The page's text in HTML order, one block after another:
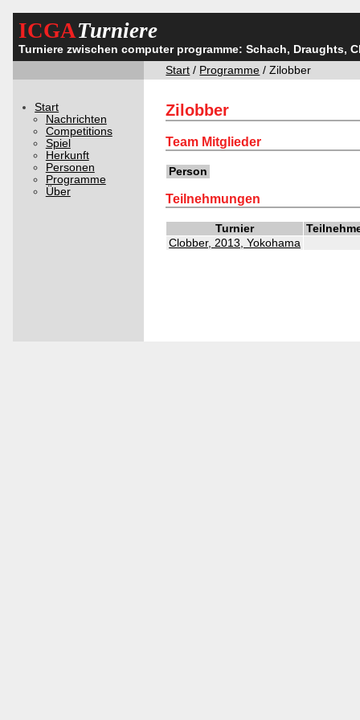
ICGATurniere
Turniere zwischen computer programme: Schach, Draughts,
Start / Programme / Zilobber
Start
Nachrichten
Competitions
Spiel
Herkunft
Personen
Programme
Über
Zilobber
Team Mitglieder
Person
Teilnehmungen
Turnier
Clobber, 2013, Yokohama